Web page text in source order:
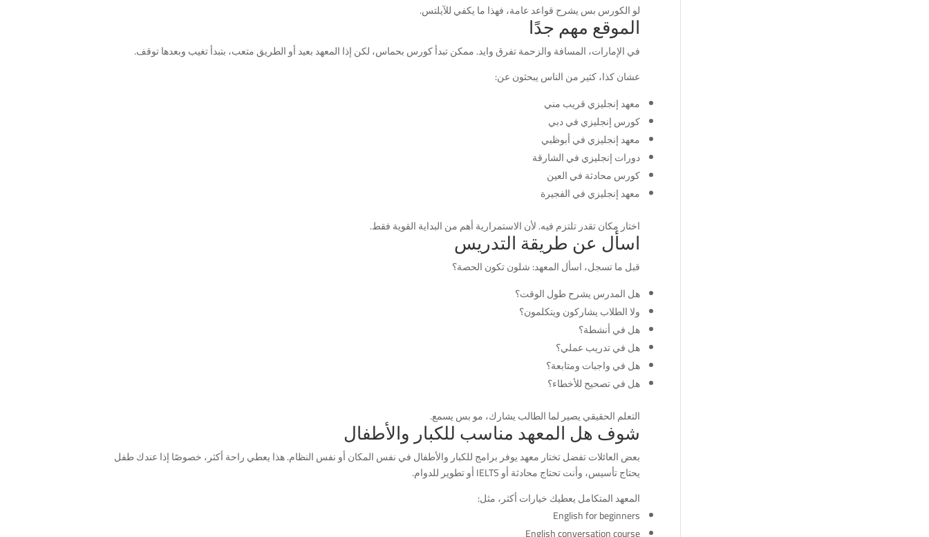
لو الكورس بس يشرح قواعد عامة، فهذا ما يكفي للآيلتس.
الموقع مهم جدًا
في الإمارات، المسافة والزحمة تفرق وايد. ممكن تبدأ كورس بحماس، لكن إذا المعهد بعيد أو الطريق متعب، بتبدأ تغيب وبعدها توقف.
عشان كذا، كثير من الناس يبحثون عن:
معهد إنجليزي قريب مني
كورس إنجليزي في دبي
معهد إنجليزي في أبوظبي
دورات إنجليزي في الشارقة
كورس محادثة في العين
معهد إنجليزي في الفجيرة
اختار مكان تقدر تلتزم فيه. لأن الاستمرارية أهم من البداية القوية فقط.
اسأل عن طريقة التدريس
قبل ما تسجل، اسأل المعهد: شلون تكون الحصة؟
هل المدرس يشرح طول الوقت؟
ولا الطلاب يشاركون ويتكلمون؟
هل في أنشطة؟
هل في تدريب عملي؟
هل في واجبات ومتابعة؟
هل في تصحيح للأخطاء؟
التعلم الحقيقي يصير لما الطالب يشارك، مو بس يسمع.
شوف هل المعهد مناسب للكبار والأطفال
بعض العائلات تفضل تختار معهد يوفر برامج للكبار والأطفال في نفس المكان أو نفس النظام. هذا يعطي راحة أكثر، خصوصًا إذا عندك طفل
يحتاج تأسيس، وأنت تحتاج محادثة أو IELTS أو تطوير للدوام.
المعهد المتكامل يعطيك خيارات أكثر، مثل:
English for beginners
English conversation course